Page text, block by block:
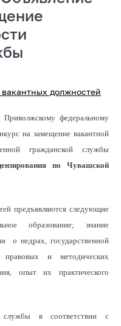
должностей
федеральному
на замещение вакантной
гражданской службы
по Чувашской
предъявляются следующие
образование; знание
о недрах, государственной
и методических
опыт их практического
службы в соответствии с